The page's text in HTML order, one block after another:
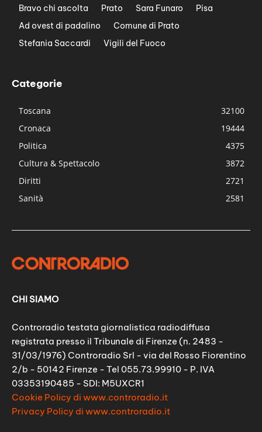
Bravo chi ascolta
Prato Sara Funaro
Pisa
Ad ovest di padalino
Comune di Prato
Stefania Saccardi
Vigili del Fuoco
Categorie
Toscana
32100
Cronaca
19444
Politica
4375
Cultura & Spettacolo
3872
Diritti
2721
Sanità
2581
CHI SIAMO
Controradio testata giornalistica radiodiffusa
registrata presso il Tribunale di Firenze (n. 2483 -
31/03/1976) Controradio Srl - via del Rosso Fiorentino
2/b - 50142 Firenze - Tel 055.73.99910 - P. IVA
03353190485 - SDI: M5UXCR1
Cookie Policy di www.controradio.it
Privacy Policy di www.controradio.it